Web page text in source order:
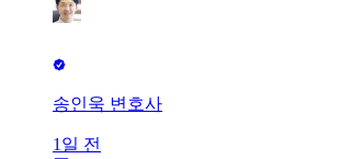
송인욱 변호사
1일 전